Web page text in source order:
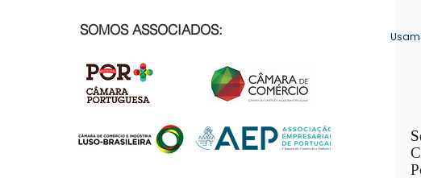
SOMOS ASSOCIADOS: